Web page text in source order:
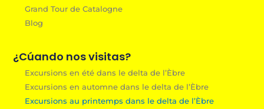
Grand Tour de Catalogne
Blog
¿Cúando nos visitas?
Excursions en été dans le delta de l’Èbre
Excursions en automne dans le delta de l’Èbre
Excursions au printemps dans le delta de l’Èbre